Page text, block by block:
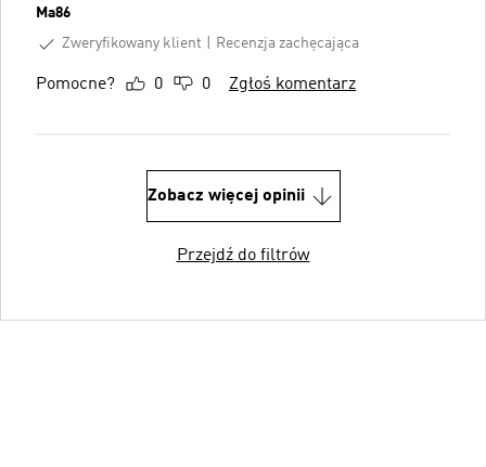
Ma86
Zweryfikowany klient
Recenzja zachęcająca
Pomocne? 0 0 Zgłoś komentarz
Zobacz więcej opinii
Przejdź do filtrów